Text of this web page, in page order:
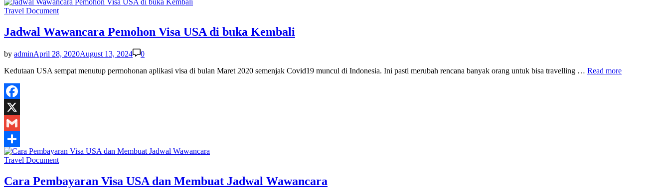
Share
Posted
Travel Document
Jadwal Wawancara Pemohon Visa USA di buka Kembali
by adminApril 28, 2020August 13, 2024
0
Kedutaan USA sempat menutup permohonan aplikasi visa di bulan Maret 2020 semenjak Covid19 muncul di Indonesia. Ini pasti merubah rencana banyak orang untuk bisa travelling … Jadwal
Read more
Facebook
X
Gmail
Share
Posted
Travel Document
Cara Pembayaran Visa USA dan Membuat Jadwal Wawancara